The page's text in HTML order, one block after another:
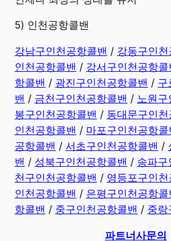
5) 인천공항콜밴
강남구인천공항콜밴 / 강동구인천
인천공항콜밴 / 강서구인천공항콜
항콜밴 / 광진구인천공항콜밴 / 구
밴 / 금천구인천공항콜밴 / 노원구
봉구인천공항콜밴 / 동대문구인천
인천공항콜밴 / 마포구인천공항콜
공항콜밴 / 서초구인천공항콜밴 /
밴 / 성북구인천공항콜밴 / 송파구
천구인천공항콜밴 / 영등포구인천
인천공항콜밴 / 은평구인천공항콜
항콜밴 / 중구인천공항콜밴 / 중랑
파트너사문의